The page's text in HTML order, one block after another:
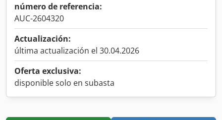
número de referencia:
AUC-2604320
Actualización:
última actualización el 30.04.2026
Oferta exclusiva:
disponible solo en subasta